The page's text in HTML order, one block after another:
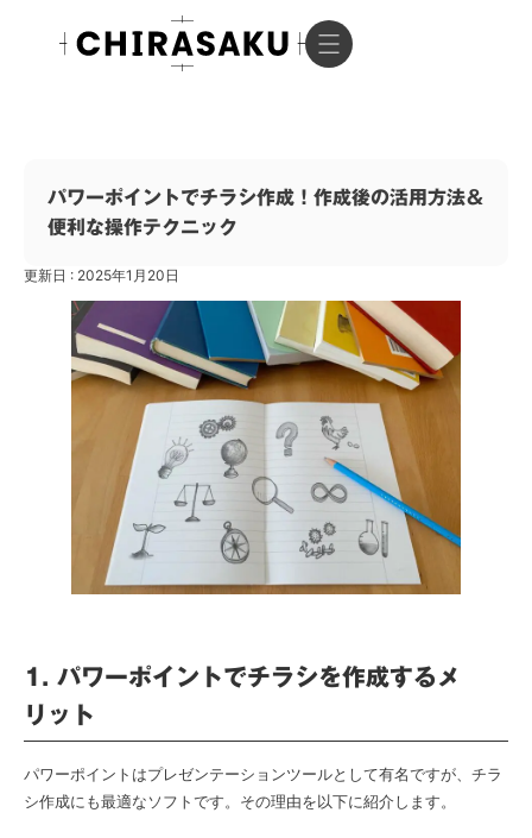
パワーポイントでチラシ作成！作成後の活用方法＆
便利な操作テクニック
更新日 : 2025年1月20日
1. パワーポイントでチラシを作成するメ
リット
パワーポイントはプレゼンテーションツールとして有名ですが、チラ
シ作成にも最適なソフトです。その理由を以下に紹介します。